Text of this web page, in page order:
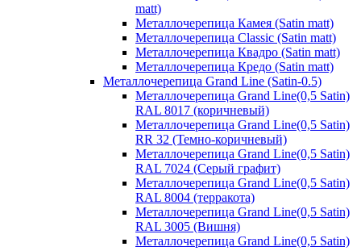
matt)
Металлочерепица Камея (Satin matt)
Металлочерепица Classic (Satin matt)
Металлочерепица Квадро (Satin matt)
Металлочерепица Кредо (Satin matt)
Металлочерепица Grand Line (Satin-0.5)
Металлочерепица Grand Line(0,5 Satin)
RAL 8017 (коричневый)
Металлочерепица Grand Line(0,5 Satin)
RR 32 (Темно-коричневый)
Металлочерепица Grand Line(0,5 Satin)
RAL 7024 (Серый графит)
Металлочерепица Grand Line(0,5 Satin)
RAL 8004 (терракота)
Металлочерепица Grand Line(0,5 Satin)
RAL 3005 (Вишня)
Металлочерепица Grand Line(0,5 Satin)